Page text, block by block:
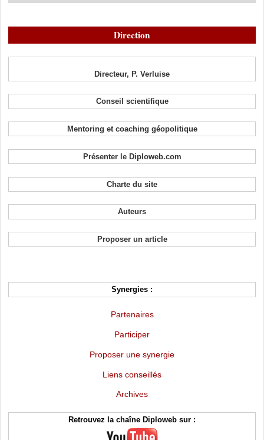
Direction
Directeur, P. Verluise
Conseil scientifique
Mentoring et coaching géopolitique
Présenter le Diploweb.com
Charte du site
Auteurs
Proposer un article
Synergies :
Partenaires
Participer
Proposer une synergie
Liens conseillés
Archives
Retrouvez la chaîne Diploweb sur :